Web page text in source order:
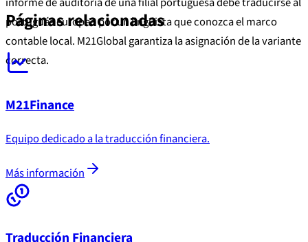
portugués europeo por un lingüista que conozca el marco
contable local. M21Global garantiza la asignación de la variante
correcta.
Páginas relacionadas
M21Finance
Equipo dedicado a la traducción financiera.
Más información
Traducción Financiera